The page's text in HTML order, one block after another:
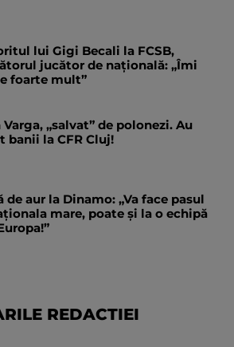
lui Gigi Becali la FCSB,
jucător de națională: „Îmi
foarte mult”
Varga, „salvat” de polonezi. Au
banii la CFR Cluj!
de aur la Dinamo: „Va face pasul
mare, poate și la o echipă
REDACTIEI